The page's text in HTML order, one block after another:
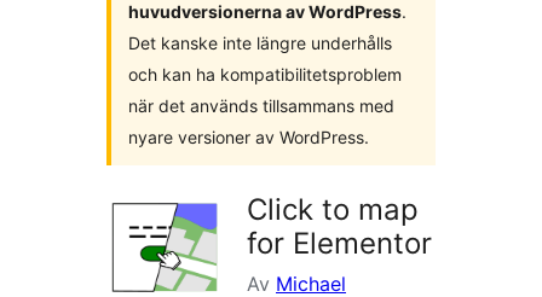
huvudversionerna av WordPress.
Det kanske inte längre underhålls
och kan ha kompatibilitetsproblem
när det används tillsammans med
nyare versioner av WordPress.
Click to map
for Elementor
Av Michael